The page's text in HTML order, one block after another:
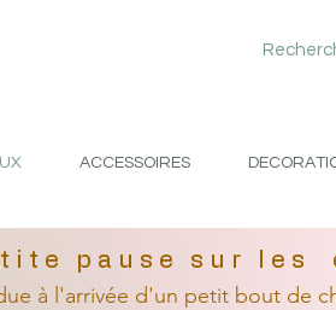
ACCESSOIRES
pause sur les
à l'arrivée d'un petit bout de